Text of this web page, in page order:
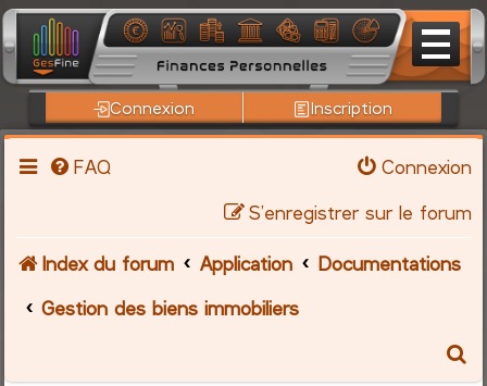
Connexion Inscription
FAQ
Connexion
S’enregistrer sur le forum
Index du forum Application
Documentations
Gestion des biens immobiliers